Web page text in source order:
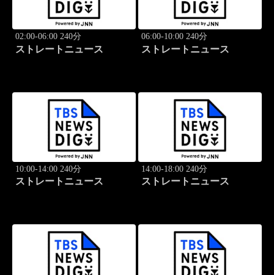
02:00-06:00 240分
ストレートニュース
06:00-10:00 240分
ストレートニュース
10:00-14:00 240分
ストレートニュース
14:00-18:00 240分
ストレートニュース